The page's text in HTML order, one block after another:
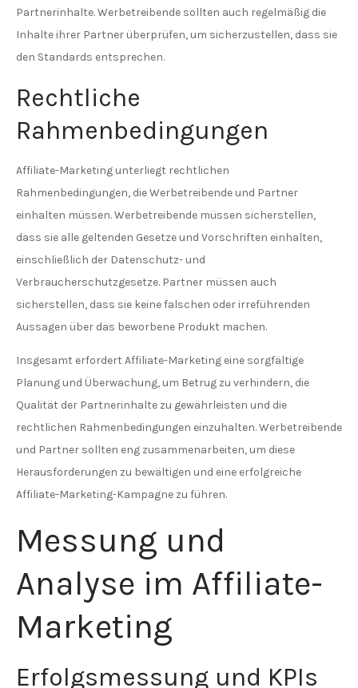
Partnerinhalte. Werbetreibende sollten auch regelmäßig die
Inhalte ihrer Partner überprüfen, um sicherzustellen, dass sie
den Standards entsprechen.
Rechtliche
Rahmenbedingungen
Affiliate-Marketing unterliegt rechtlichen
Rahmenbedingungen, die Werbetreibende und Partner
einhalten müssen. Werbetreibende müssen sicherstellen,
dass sie alle geltenden Gesetze und Vorschriften einhalten,
einschließlich der Datenschutz- und
Verbraucherschutzgesetze. Partner müssen auch
sicherstellen, dass sie keine falschen oder irreführenden
Aussagen über das beworbene Produkt machen.
Insgesamt erfordert Affiliate-Marketing eine sorgfältige
Planung und Überwachung, um Betrug zu verhindern, die
Qualität der Partnerinhalte zu gewährleisten und die
rechtlichen Rahmenbedingungen einzuhalten. Werbetreibende
und Partner sollten eng zusammenarbeiten, um diese
Herausforderungen zu bewältigen und eine erfolgreiche
Affiliate-Marketing-Kampagne zu führen.
Messung und
Analyse im Affiliate-
Marketing
Erfolgsmessung und KPIs